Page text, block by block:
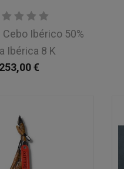
Ibérico 50%
Ibérica 8 K
253,00€